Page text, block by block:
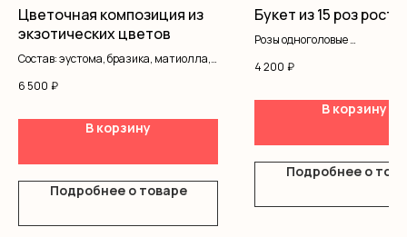
Цветочная композиция из
экзотических цветов
Состав: эустома, бразика, матиолла,
оксипеталум, кустовая роза, статица,
6 500 ₽
В корзину
Подробнее о товаре
Букет из 15 роз рост
Розы одноголовые
4 200 ₽
В корзину
Подробнее о